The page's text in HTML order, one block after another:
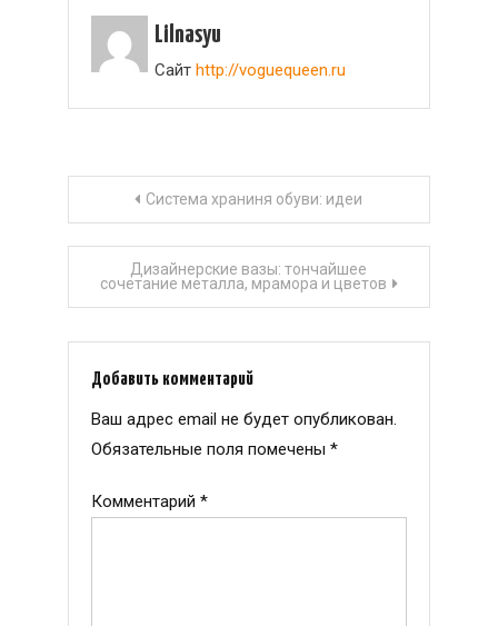
Lilnasyu
Сайт http://voguequeen.ru
Навигация
по
записям
Система храниня обуви: идеи
Дизайнерские вазы: тончайшее
сочетание металла, мрамора и цветов
Добавить комментарий
Ваш адрес email не будет опубликован.
Обязательные поля помечены *
Комментарий *